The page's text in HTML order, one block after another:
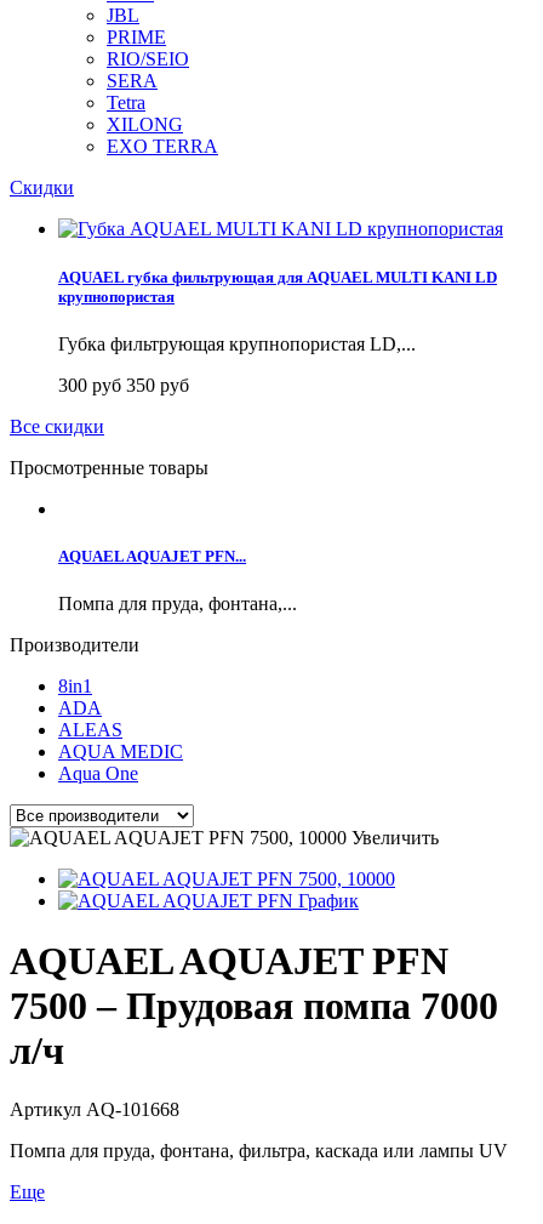
JBL
PRIME
RIO/SEIO
SERA
Tetra
XILONG
EXO TERRA
Скидки
AQUAEL губка фильтрующая для AQUAEL MULTI KANI LD
крупнопористая
Губка фильтрующая крупнопористая LD,...
300 руб 350 руб
Все скидки
Просмотренные товары
AQUAEL AQUAJET PFN...
Помпа для пруда, фонтана,...
Производители
8in1
ADA
ALEAS
AQUA MEDIC
Aqua One
Увеличить
AQUAEL AQUAJET PFN
7500 – Прудовая помпа 7000
л/ч
Артикул AQ-101668
Помпа для пруда, фонтана, фильтра, каскада или лампы UV
Еще